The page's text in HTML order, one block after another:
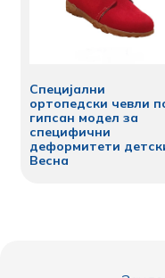
Специјални
ортопедски чевли
гипсан модел за
специфични
деформитети
Весна